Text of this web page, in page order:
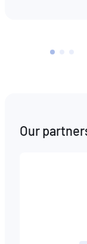
Our